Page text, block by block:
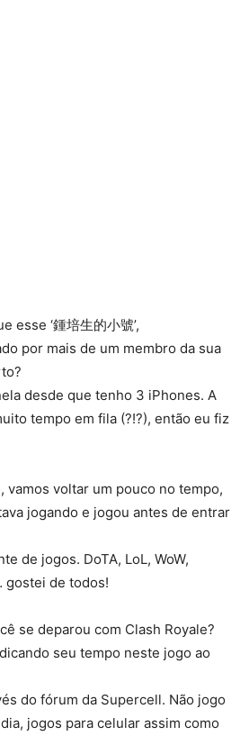
esse ‘鍾培生的小號’,
por mais de um membro da sua
desde que tenho 3 iPhones. A
tempo em fila (?!?), então eu fiz
vamos voltar um pouco no tempo,
jogando e jogou antes de entrar
de jogos. DoTA, LoL, WoW,
gostei de todos!
se deparou com Clash Royale?
seu tempo neste jogo ao
do fórum da Supercell. Não jogo
jogos para celular assim como